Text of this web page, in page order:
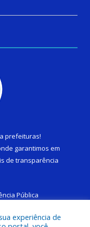
prefeituras!
garantimos em
de transparência
Pública
experiência de